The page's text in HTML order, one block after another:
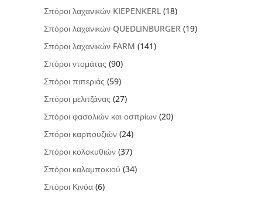
Σπόροι λαχανικών KIEPENKERL (18)
Σπόροι λαχανικών QUEDLINBURGER (19)
Σπόροι λαχανικών FARM (141)
Σπόροι ντομάτας (90)
Σπόροι πιπεριάς (59)
Σπόροι μελιτζάνας (27)
Σπόροι φασολιών και οσπρίων (20)
Σπόροι καρπουζιών (24)
Σπόροι κολοκυθιών (37)
Σπόροι καλαμποκιού (34)
Σπόροι Κινόα (6)